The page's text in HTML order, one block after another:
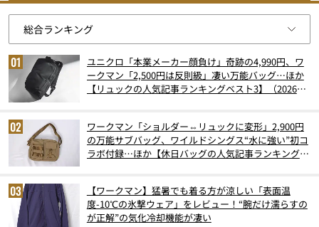
ユニクロ「本業メーカー顔負け」奇跡の4,990円、ワ
ークマン「2,500円は反則級」凄い万能バッグ…ほか
【リュックの人気記事ランキングベスト3】（2026年
ワークマン「ショルダー⇔リュックに変形」2,900円
の万能サブバッグ、ワイルドシングス“水に強い”初コ
ラボ付録…ほか【休日バッグの人気記事ランキングベ
【ワークマン】猛暑でも着る方が涼しい「表面温
度-10℃の氷撃ウェア」をレビュー！“腕だけ濡らすの
が正解”の気化冷却機能が凄い